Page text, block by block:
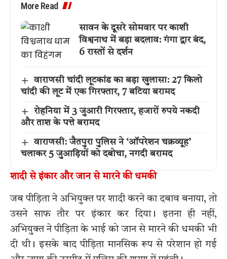
More Read
सावन के दूसरे सोमवार पर काशी
विश्वनाथ में बड़ा बदलाव: गंगा द्वार बंद,
6 रास्तों से दर्शन
वाराणसी चांदी लूटकांड का बड़ा खुलासा: 27 किलो
चांदी की लूट में एक गिरफ्तार, 7 बटिया बरामद
रोहनिया में 3 जुआरी गिरफ्तार, हजारों रुपये नकदी
और ताश के पत्ते बरामद
वाराणसी: जैतपुरा पुलिस ने ‘ऑपरेशन चक्रव्यूह’
चलाकर 5 जुआड़ियों को दबोचा, नगदी बरामद
शादी से इंकार और जान से मारने की धमकी
जब पीड़िता ने अभियुक्त पर शादी करने का दबाव बनाया, तो
उसने साफ तौर पर इंकार कर दिया। इतना ही नहीं,
अभियुक्त ने पीड़िता के भाई को जान से मारने की धमकी भी
दी थी। इसके बाद पीड़िता मानसिक रूप से परेशान हो गई